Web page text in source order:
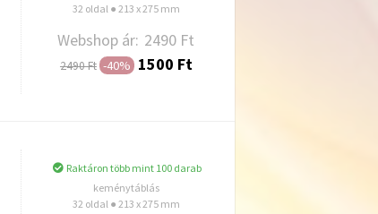
32 oldal ● 213 x 275 mm
Webshop ár: 2490 Ft
2490 Ft -40% 1500 Ft
Raktáron több mint 100 darab
keménytáblás
32 oldal ● 213 x 275 mm